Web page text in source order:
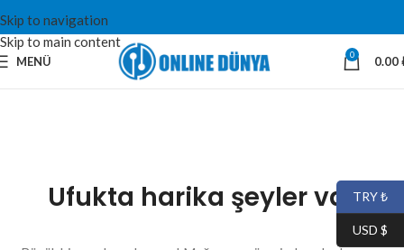
Skip to navigation
Skip to main content
MENÜ 0 0.00
Ufukta harika şeyler varTRY ₺
USD $